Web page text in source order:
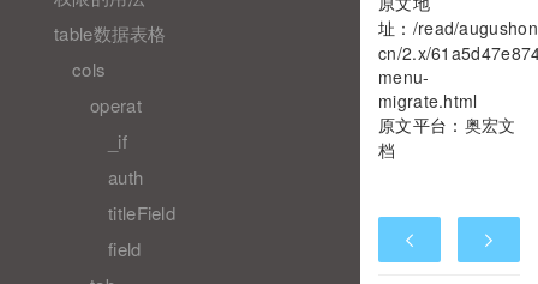
table数据表格
cols
operat
_if
auth
titleField
field
址： /read/
cn/2.x/
menu-
migrate.html
原文平台： 奥宏文
档